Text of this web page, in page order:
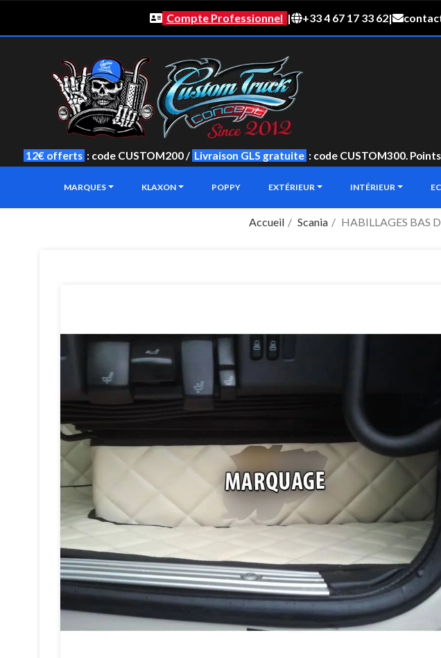
Compte Professionnel | +33 4 67 17 33 62|
12€ offerts : code CUSTOM200 / Livraison GLS gratuite : code CUSTOM300.
MARQUES KLAXON POPPY EXTÉRIEUR INTÉRIEUR
Accueil Scania HABILLAGES BAS